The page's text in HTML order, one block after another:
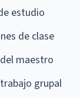
estudio
de clase
maestro
grupal